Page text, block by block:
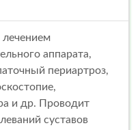
лечением
аппарата,
периартроз,
и др. Проводит
суставов